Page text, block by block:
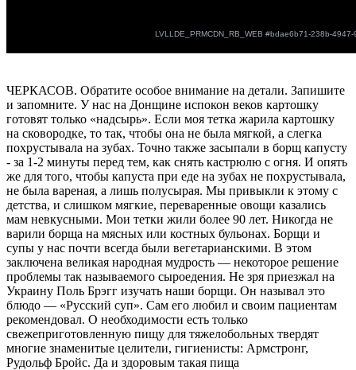
ЧЕРКАСОВ. Обратите особое внимание на детали. Запишите
и запомните. У нас на Донщине испокон веков картошку
готовят только «надсырь». Если моя тетка жарила картошку
на сковородке, то так, чтобы она не была мягкой, а слегка
похрустывала на зубах. Точно также засыпали в борщ капусту
- за 1-2 минуты перед тем, как снять кастрюлю с огня. И опять
же для того, чтобы капуста при еде на зубах не похрустывала,
не была вареная, а лишь полусырая. Мы привыкли к этому с
детства, и слишком мягкие, переваренные овощи казались
мам невкусными. Мои тетки жили более 90 лет. Никогда не
варили борща на мясных или костных бульонах. Борщи и
супы у нас почти всегда были вегетарианскими. В этом
заключена великая народная мудрость — некоторое решение
проблемы так называемого сыроедения. Не зря приезжал на
Украину Поль Брэгг изучать наши борщи. Он называл это
блюдо — «Русский суп». Сам его любил и своим пациентам
рекомендовал. О необходимости есть только
свежеприготовленную пищу для тяжелобольных твердят
многие знаменитые целители, гигиенисты: Армстронг,
Рудольф Бройс. Да и здоровым такая пища